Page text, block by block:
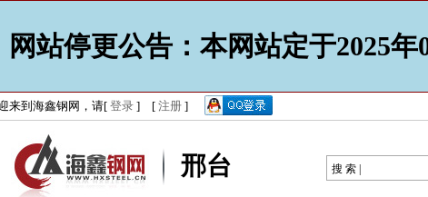
网站停更公告：本网站定于2025
来到海鑫钢网，请[ 登录 ] [ 注册 ]
邢台 搜 索 |